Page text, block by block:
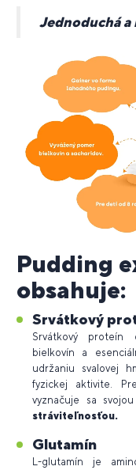
Jednoduchá a
Pudding
obsahuje:
Srvátkový
Srvátkový proteín
bielkovín a
udržaniu svalovej
fyzickej aktivite.
vyznačuje sa
stráviteľnosťou.
Glutamín
L-glutamín je